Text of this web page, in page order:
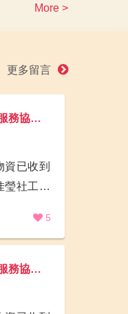
More >
更多留言
物銀行)
已收到
瑩社工代
5
物銀行)